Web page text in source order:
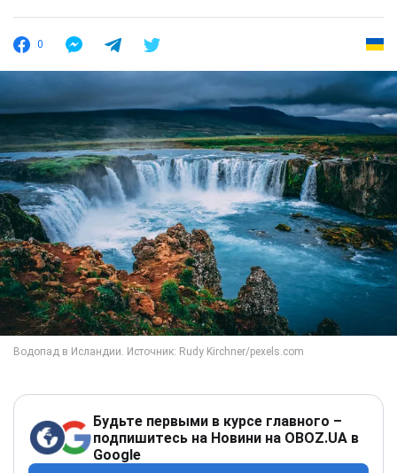
0
Будьте первыми в курсе главного –
подпишитесь на Новини на OBOZ.UA в
Google